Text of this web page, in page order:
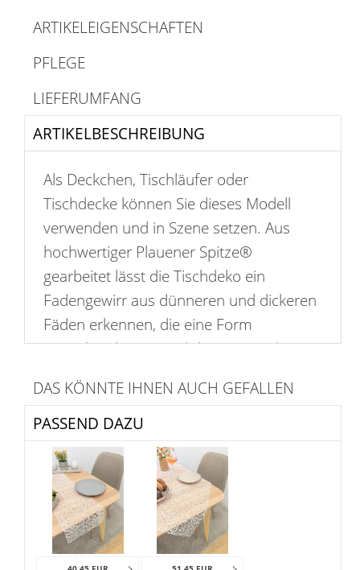
ARTIKELBESCHREIBUNG
ARTIKELEIGENSCHAFTEN
PFLEGE
LIEFERUMFANG
Als Deckchen, Tischläufer oder
Tischdecke können Sie dieses Modell
verwenden und in Szene setzen. Aus
hochwertiger Plauener Spitze®
gearbeitet lässt die Tischdeko ein
Fadengewirr aus dünneren und dickeren
Fäden erkennen, die eine Form
entstehen lassen und das Gerüst der
Lebendigkeit und Dynamik, aber auch
eine gewisse Leichtigkeit kommen mit
diesem Modell in den Raum, das zu
Inspiration und Kreativität dient.
Besonders effektvoll wirkt die Deko, wenn
Sie auf eine cleane Oberfläche gelegt
oder eine weitere unifarbene
PASSEND DAZU
DAS KÖNNTE IHNEN AUCH GEFALLEN